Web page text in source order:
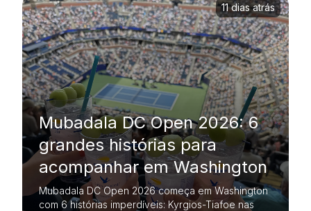
Mubadala DC Open 2026: 6
grandes histórias para
acompanhar em Washington
Mubadala DC Open 2026 começa em Washington
com 6 histórias imperdíveis: Kyrgios-Tiafoe nas
11 dias atrás